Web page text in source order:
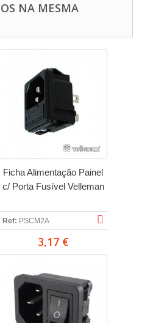
NA MESMA
Ficha Alimentação Painel
c/ Porta Fusível Velleman
Ref: PSCM2A
3,17 €